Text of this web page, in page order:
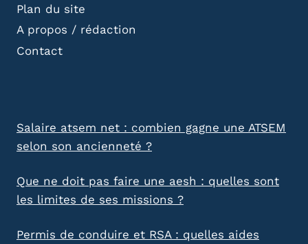
Plan du site
A propos / rédaction
Contact
Salaire atsem net : combien gagne une ATSEM
selon son ancienneté ?
Que ne doit pas faire une aesh : quelles sont
les limites de ses missions ?
Permis de conduire et RSA : quelles aides